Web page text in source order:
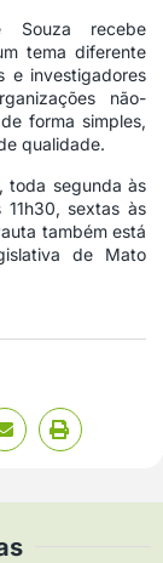
Souza recebe
tema diferente
e investigadores
não-
forma simples,
qualidade.
toda segunda às
sextas às
também está
de Mato